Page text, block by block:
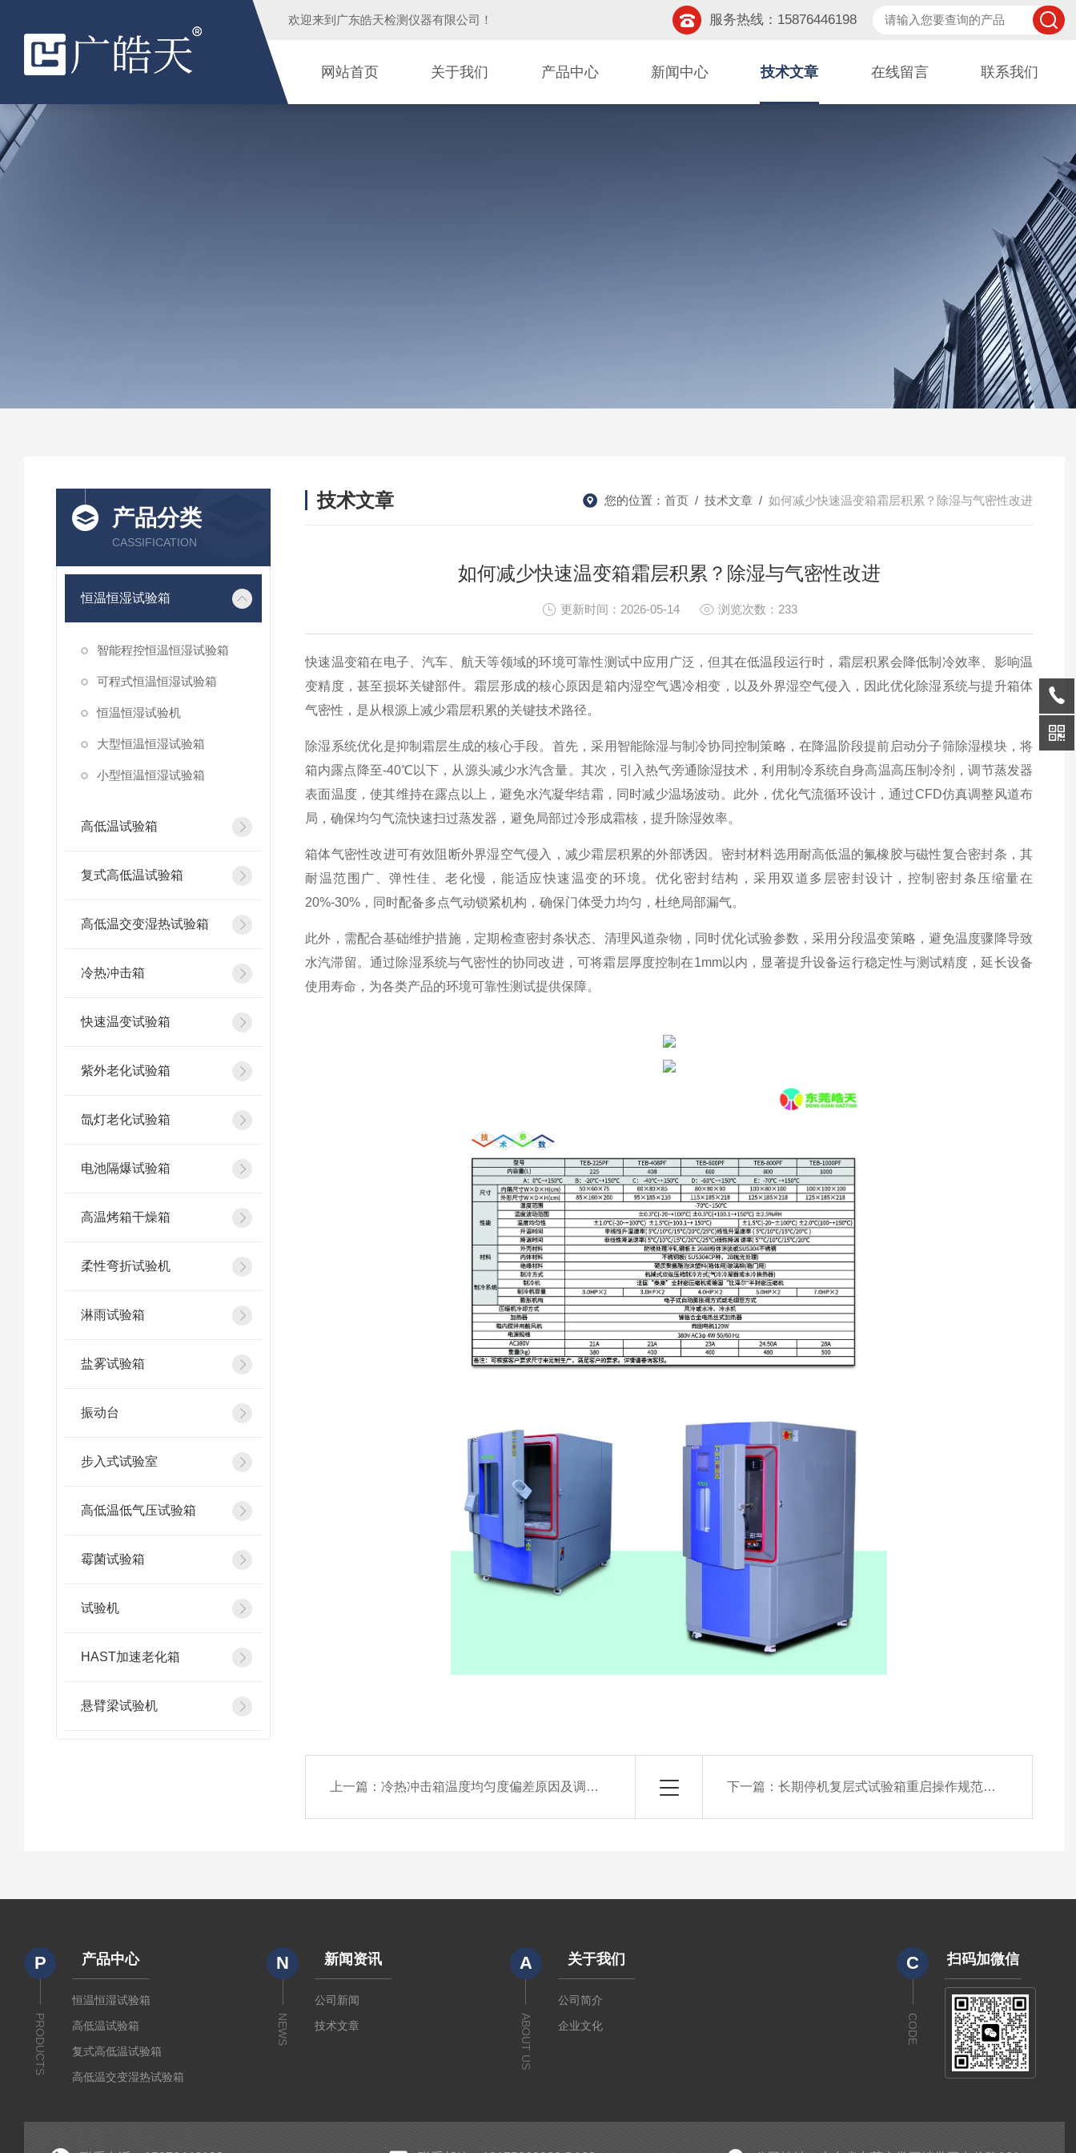
欢迎来到 广东皓天检测仪器有限公司 ！ 服务热线：15876446198
网站首页 关于我们 产品中心 新闻中心 技术文章 在线留言 联系我们
产品分类
CASSIFICATION
恒温恒湿试验箱
智能程控恒温恒湿试验箱
可程式恒温恒湿试验箱
恒温恒湿试验机
大型恒温恒湿试验箱
小型恒温恒湿试验箱
高低温试验箱
复式高低温试验箱
高低温交变湿热试验箱
冷热冲击箱
快速温变试验箱
紫外老化试验箱
氙灯老化试验箱
电池隔爆试验箱
高温烤箱干燥箱
柔性弯折试验机
淋雨试验箱
盐雾试验箱
振动台
步入式试验室
高低温低气压试验箱
霉菌试验箱
试验机
HAST加速老化箱
悬臂梁试验机
技术文章 您的位置： 首页 / 技术文章 / 如何减少快速温变箱霜层积累？除湿与气密性改进
如何减少快速温变箱霜层积累？除湿与气密性改进
更新时间：2026-05-14 浏览次数：233
快速温变箱在电子、汽车、航天等领域的环境可靠性测试中应用广泛，但其在低温段运行时，霜层积累会降低制冷效率、影响温
变精度，甚至损坏关键部件。霜层形成的核心原因是箱内湿空气遇冷相变，以及外界湿空气侵入，因此优化除湿系统与提升箱体
气密性，是从根源上减少霜层积累的关键技术路径。
除湿系统优化是抑制霜层生成的核心手段。首先，采用智能除湿与制冷协同控制策略，在降温阶段提前启动分子筛除湿模块，将
箱内露点降至-40℃以下，从源头减少水汽含量。其次，引入热气旁通除湿技术，利用制冷系统自身高温高压制冷剂，调节蒸发器
表面温度，使其维持在露点以上，避免水汽凝华结霜，同时减少温场波动。此外，优化气流循环设计，通过CFD仿真调整风道布
局，确保均匀气流快速扫过蒸发器，避免局部过冷形成霜核，提升除湿效率。
箱体气密性改进可有效阻断外界湿空气侵入，减少霜层积累的外部诱因。密封材料选用耐高低温的氟橡胶与磁性复合密封条，其
耐温范围广、弹性佳、老化慢，能适应快速温变的环境。优化密封结构，采用双道多层密封设计，控制密封条压缩量在
20%-30%，同时配备多点气动锁紧机构，确保门体受力均匀，杜绝局部漏气。
此外，需配合基础维护措施，定期检查密封条状态、清理风道杂物，同时优化试验参数，采用分段温变策略，避免温度骤降导致
水汽滞留。通过除湿系统与气密性的协同改进，可将霜层厚度控制在1mm以内，显著提升设备运行稳定性与测试精度，延长设备
使用寿命，为各类产品的环境可靠性测试提供保障。
上一篇：冷热冲击箱温度均匀度偏差原因及调整策略 下一篇： 长期停机复层式试验箱重启操作规范与点检标准
P
PRODUCTS
产品中心
恒温恒湿试验箱
高低温试验箱
复式高低温试验箱
高低温交变湿热试验箱
N
NEWS
新闻资讯
公司新闻
技术文章
A
ABOUT US
关于我们
公司简介
企业文化
C
CODE
扫码加微信